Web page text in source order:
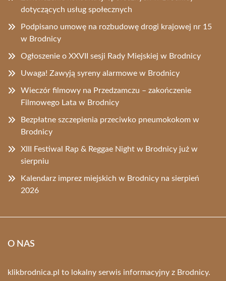
dotyczących usług społecznych
Podpisano umowę na rozbudowę drogi krajowej nr 15
w Brodnicy
Ogłoszenie o XXVII sesji Rady Miejskiej w Brodnicy
Uwaga! Zawyją syreny alarmowe w Brodnicy
Wieczór filmowy na Przedzamczu – zakończenie
Filmowego Lata w Brodnicy
Bezpłatne szczepienia przeciwko pneumokokom w
Brodnicy
XIII Festiwal Rap & Reggae Night w Brodnicy już w
sierpniu
Kalendarz imprez miejskich w Brodnicy na sierpień
2026
O NAS
klikbrodnica.pl to lokalny serwis informacyjny z Brodnicy.